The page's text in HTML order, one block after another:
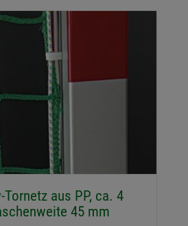
aus PP, ca. 4
45 mm